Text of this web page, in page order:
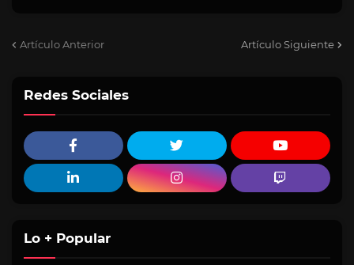
Artículo Anterior Artículo Siguiente
Redes Sociales
Lo + Popular